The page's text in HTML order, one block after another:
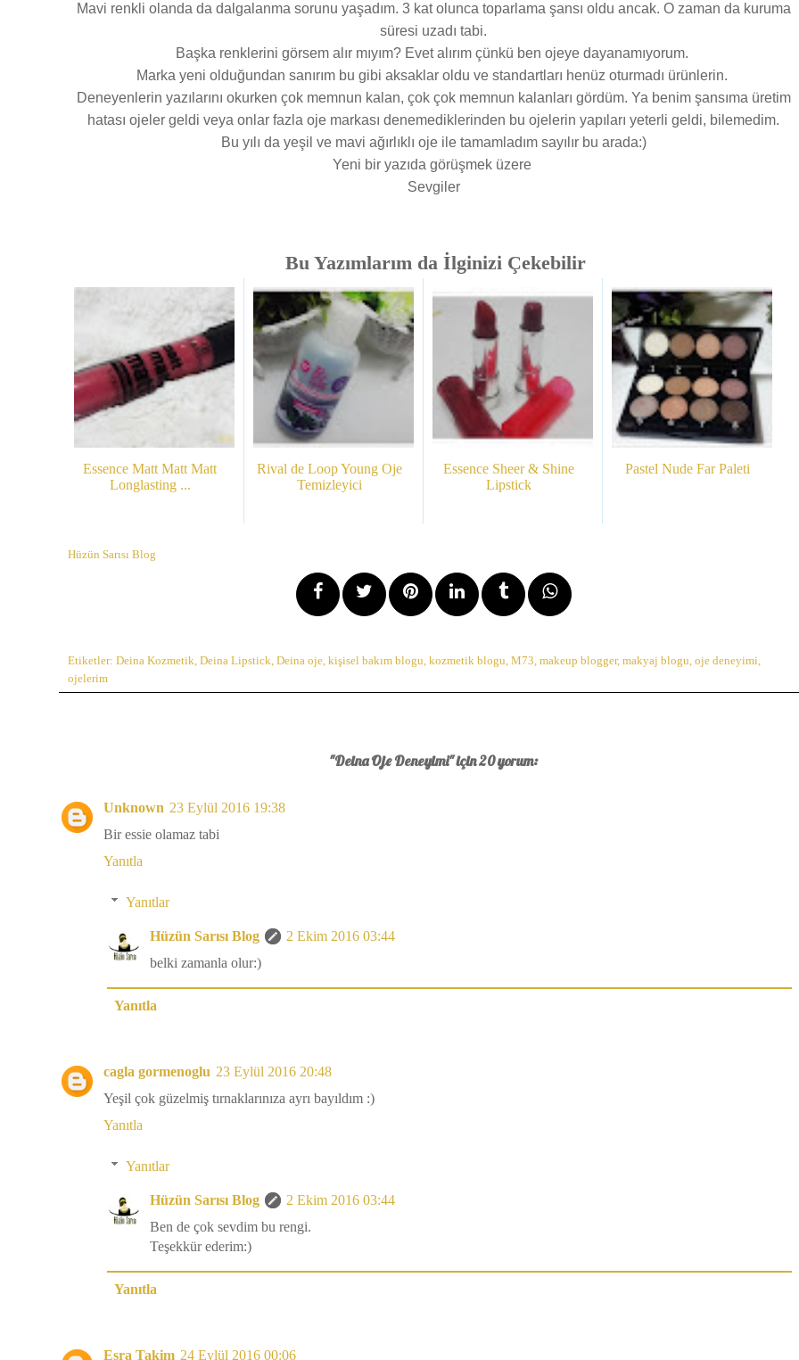
Mavi renkli olanda da dalgalanma sorunu yaşadım. 3 kat olunca toparlama şansı oldu ancak. O zaman da kuruma
süresi uzadı tabi.
Başka renklerini görsem alır mıyım? Evet alırım çünkü ben ojeye dayanamıyorum.
Marka yeni olduğundan sanırım bu gibi aksaklar oldu ve standartları henüz oturmadı ürünlerin.
Deneyenlerin yazılarını okurken çok memnun kalan, çok çok memnun kalanları gördüm. Ya benim şansıma üretim
hatası ojeler geldi veya onlar fazla oje markası denemediklerinden bu ojelerin yapıları yeterli geldi, bilemedim.
Bu yılı da yeşil ve mavi ağırlıklı oje ile tamamladım sayılır bu arada:)
Yeni bir yazıda görüşmek üzere
Sevgiler
Bu Yazımlarım da İlginizi Çekebilir
Essence Matt Matt Matt
Longlasting ...
Rival de Loop Young Oje
Temizleyici
Essence Sheer & Shine
Lipstick
Pastel Nude Far Paleti
Hüzün Sarısı Blog
Etiketler: Deina Kozmetik, Deina Lipstick, Deina oje, kişisel bakım blogu, kozmetik blogu, M73, makeup blogger, makyaj blogu, oje deneyimi,
ojelerim
"Deina Oje Deneyimi" için 20 yorum:
Unknown 23 Eylül 2016 19:38
Bir essie olamaz tabi
Yanıtla
Yanıtlar
Hüzün Sarısı Blog
2 Ekim 2016 03:44
belki zamanla olur:)
Yanıtla
cagla gormenoglu 23 Eylül 2016 20:48
Yeşil çok güzelmiş tırnaklarınıza ayrı bayıldım :)
Yanıtla
Yanıtlar
Hüzün Sarısı Blog
2 Ekim 2016 03:44
Ben de çok sevdim bu rengi.
Teşekkür ederim:)
Yanıtla
Esra Takim 24 Eylül 2016 00:06